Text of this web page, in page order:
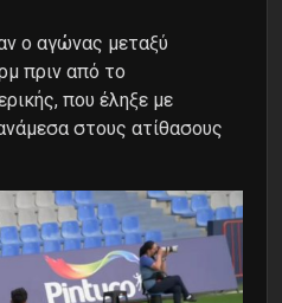
ο αγώνας μεταξύ
πριν από το
που έληξε με
στους ατίθασους